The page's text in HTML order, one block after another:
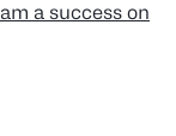
a success on